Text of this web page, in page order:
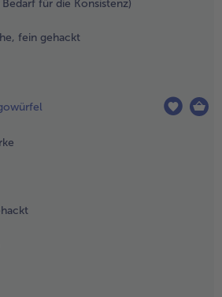
Bedarf für die Konsistenz)
fein gehackt